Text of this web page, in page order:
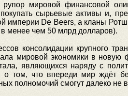
рупор мировой финансовой
сырьевые активы и,
империи De Beers, а кланы
менее чем 50 млрд долларов).
консолидации крупного
мировой экономики в
являющихся наряду с
о том, что впереди мир ждёт
полномочий смогут далеко не